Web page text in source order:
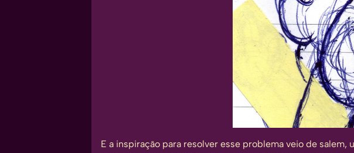
E a inspiração para resolver esse problema veio de salem,